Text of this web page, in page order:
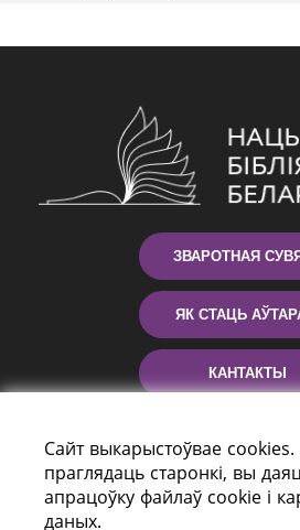
ЗВАРОТНАЯ
ЯК СТАЦЬ
КАНТАКТЫ
Сайт выкарыстоўвае
праглядаць старонкі, вы
апрацоўку файлаў cookie і
даных.